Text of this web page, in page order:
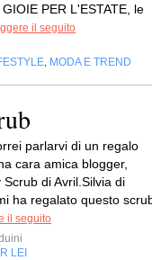
PER L'ESTATE, le
il seguito
MODA E TREND
parlarvi di un regalo
cara amica blogger,
di Avril.Silvia di
ha regalato questo
il seguito
LEI